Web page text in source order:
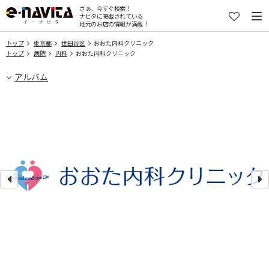
さぁ、今すぐ検索！
ナビタに掲載されている
地元のお店の情報が満載！
トップ 東京都 世田谷区
おおた内科クリニック
トップ
病院 内科 おおた内科クリニック
アルバム